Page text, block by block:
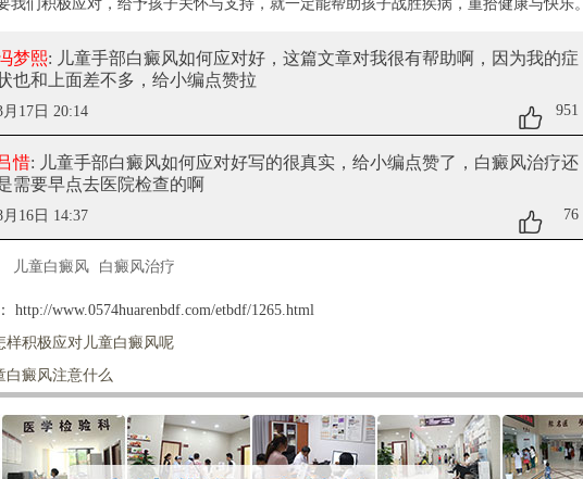
我们积极应对，给予孩子关怀与支持，就一定能帮助孩子战胜疾病，重拾健康与快乐。
梦熙: 儿童手部白癜风如何应对好，这篇文章对我很有帮助啊，因为我的症
也和上面差不多，给小编点赞拉
月17日 20:14 951
惜: 儿童手部白癜风如何应对好写的很真实，给小编点赞了，白癜风治疗还
需要早点去医院检查的啊
月16日 14:37 76
儿童白癜风 白癜风治疗
http://www.0574huarenbdf.com/etbdf/1265.html
样积极应对儿童白癜风呢
白癜风注意什么